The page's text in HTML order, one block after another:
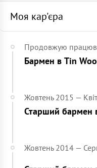
Моя кар'єра
Продовжую
Бармен в Tin
Жовтень 2015 —
Старший бармен
Жовтень 2014 —